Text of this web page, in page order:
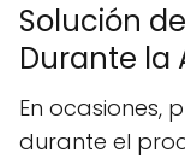
Solución
Durante la
En ocasiones,
durante el